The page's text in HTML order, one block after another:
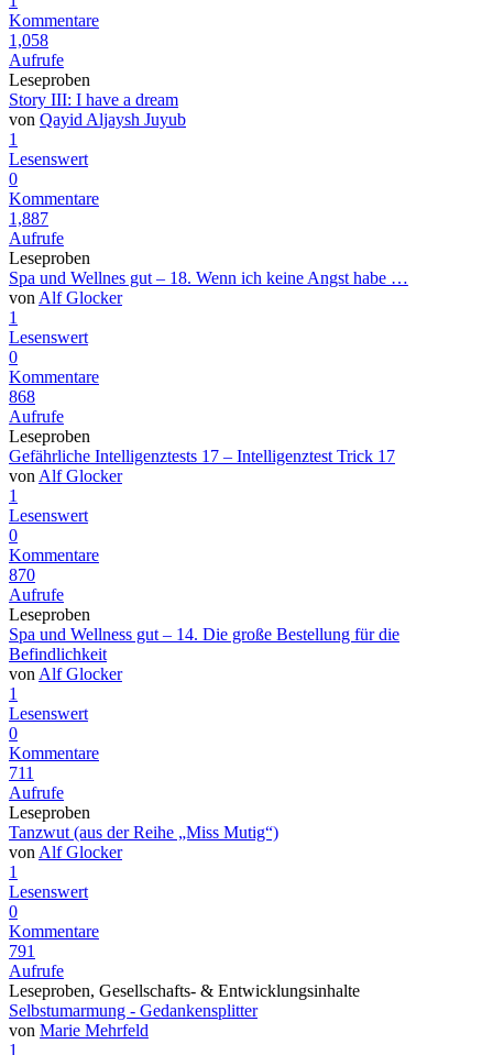
Kommentare
1,058
Aufrufe
Leseproben
Story III: I have a dream
von Qayid Aljaysh Juyub
1
Lesenswert
0
Kommentare
1,887
Aufrufe
Leseproben
Spa und Wellnes gut – 18. Wenn ich keine Angst habe …
von Alf Glocker
1
Lesenswert
0
Kommentare
868
Aufrufe
Leseproben
Gefährliche Intelligenztests 17 – Intelligenztest Trick 17
von Alf Glocker
1
Lesenswert
0
Kommentare
870
Aufrufe
Leseproben
Spa und Wellness gut – 14. Die große Bestellung für die
Befindlichkeit
von Alf Glocker
1
Lesenswert
0
Kommentare
711
Aufrufe
Leseproben
Tanzwut (aus der Reihe „Miss Mutig“)
von Alf Glocker
1
Lesenswert
0
Kommentare
791
Aufrufe
Leseproben, Gesellschafts- & Entwicklungsinhalte
Selbstumarmung - Gedankensplitter
von Marie Mehrfeld
1